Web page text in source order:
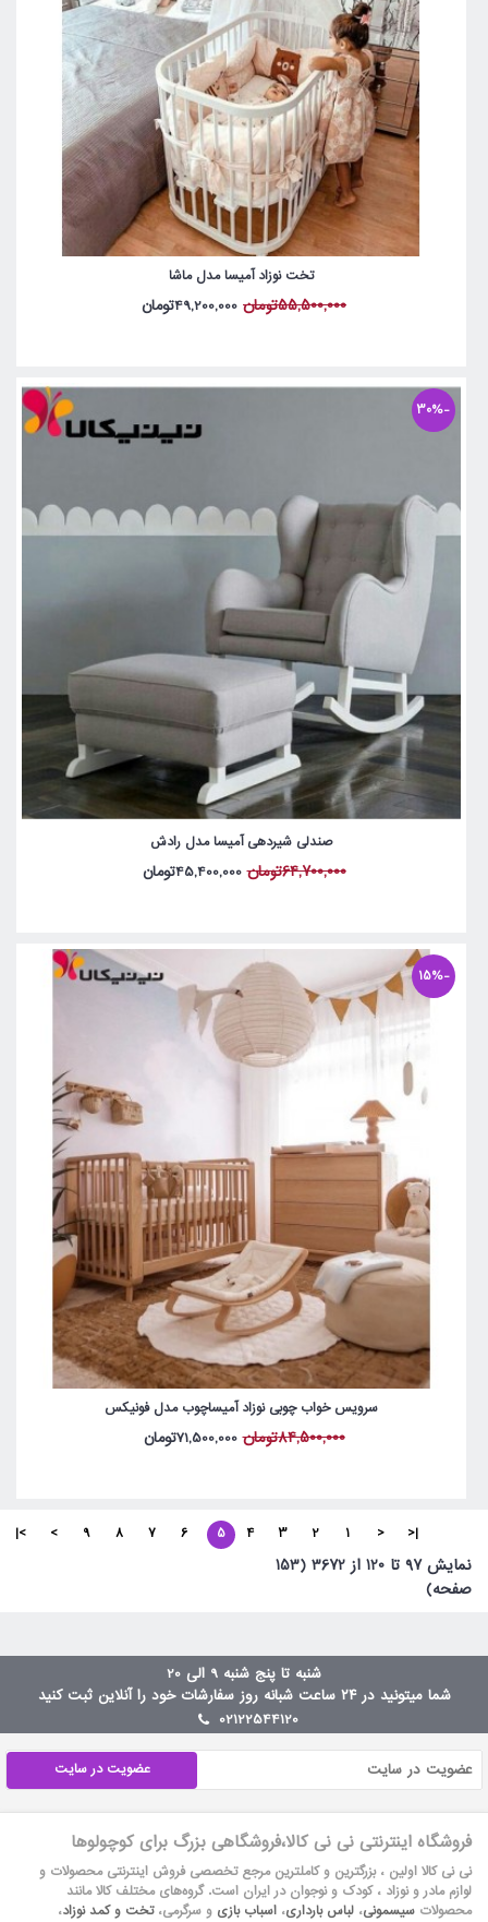
تخت نوزاد آمیسا مدل ماشا
55,500,000تومان 49,200,000تومان
-30%
صندلی شیردهی آمیسا مدل رادش
64,700,000تومان 45,400,000تومان
-15%
سرویس خواب چوبی نوزاد آمیساچوب مدل فونیکس
84,500,000تومان 71,500,000تومان
|<
<
1
2
3
4
5
6
7
8
9
>
>|
نمايش 97 تا 120 از 3672 (153
صفحه)
شنبه تا پنج شنبه 9 الی 20
شما میتونید در ۲۴ ساعت شبانه روز سفارشات خود را آنلاین ثبت کنید
02122544120
عضویت در سایت
فروشگاه اینترنتی نی نی کالا،فروشگاهی بزرگ برای کوچولوها
نی نی کالا اولین ، بزرگترین و کاملترین مرجع تخصصی فروش اینترنتی محصولات و
لوازم مادر و نوزاد ، کودک و نوجوان در ایران است. گروه‏‏‌های مختلف کالا مانند
محصولات سیسمونی، لباس بارداری، اسباب بازی و سرگرمی،تخت و کمد نوزاد،